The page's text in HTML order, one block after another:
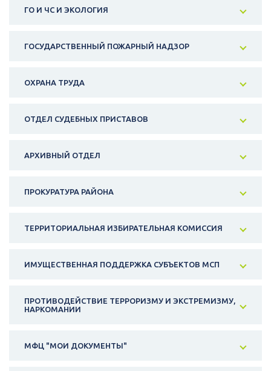
ГО И ЧС И ЭКОЛОГИЯ
ГОСУДАРСТВЕННЫЙ ПОЖАРНЫЙ НАДЗОР
ОХРАНА ТРУДА
ОТДЕЛ СУДЕБНЫХ ПРИСТАВОВ
АРХИВНЫЙ ОТДЕЛ
ПРОКУРАТУРА РАЙОНА
ТЕРРИТОРИАЛЬНАЯ ИЗБИРАТЕЛЬНАЯ КОМИССИЯ
ИМУЩЕСТВЕННАЯ ПОДДЕРЖКА СУБЪЕКТОВ МСП
ПРОТИВОДЕЙСТВИЕ ТЕРРОРИЗМУ И ЭКСТРЕМИЗМУ,
НАРКОМАНИИ
МФЦ "МОИ ДОКУМЕНТЫ"